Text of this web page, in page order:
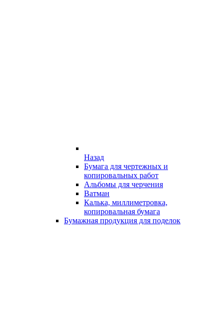
Назад
Бумага для чертежных и
копировальных работ
Альбомы для черчения
Ватман
Калька, миллиметровка,
копировальная бумага
Бумажная продукция для поделок